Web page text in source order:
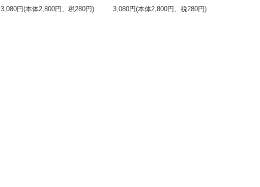
3,080円(本体2,800円、税280円)
3,080円(本体2,800円、税280円)